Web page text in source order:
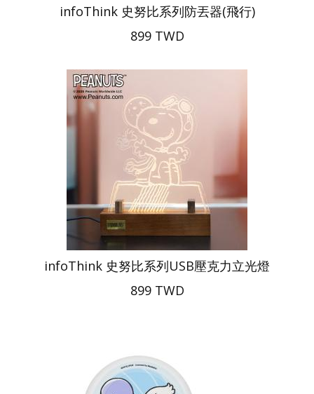
infoThink 史努比系列防丟器(飛行)
899 TWD
infoThink 史努比系列USB壓克力立光燈
899 TWD